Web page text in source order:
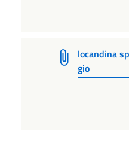
locandina
gio